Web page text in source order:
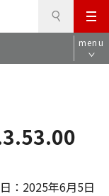
メ
ニ
ュ
menu
：2025年6月5日